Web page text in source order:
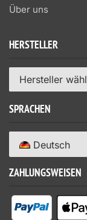
Über uns
HERSTELLER
Hersteller
SPRACHEN
Deutsch
ZAHLUNGSWEISEN